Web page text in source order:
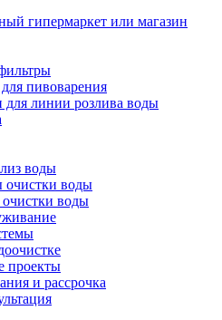
гипермаркет или магазин
пивоварения
для линии розлива воды
воды
воды
воды
проекты
и рассрочка